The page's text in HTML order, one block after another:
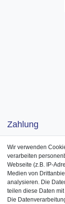
Zahlung
Wir verwenden
verarbeiten
Webseite (z.B. IP-
Medien von
analysieren. Die
teilen diese Daten
Die